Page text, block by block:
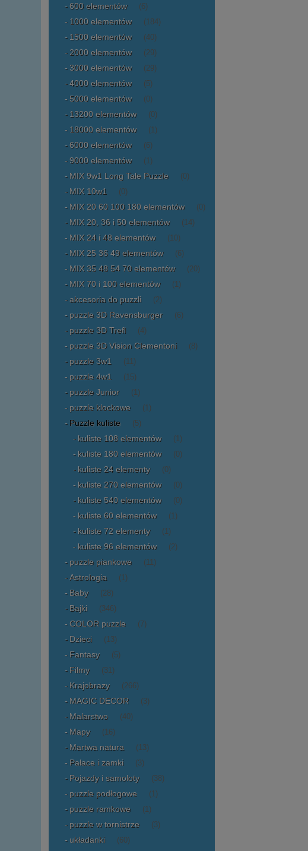
600 elementów (6)
1000 elementów (184)
1500 elementów (40)
2000 elementów (29)
3000 elementów (29)
4000 elementów (5)
5000 elementów (0)
13200 elementów (0)
18000 elementów (1)
6000 elementów (6)
9000 elementów (1)
MIX 9w1 Long Tale Puzzle (0)
MIX 10w1 (0)
MIX 20 60 100 180 elementów (0)
MIX 20, 36 i 50 elementów (14)
MIX 24 i 48 elementów (10)
MIX 25 36 49 elementów (6)
MIX 35 48 54 70 elementów (20)
MIX 70 i 100 elementów (1)
akcesoria do puzzli (2)
puzzle 3D Ravensburger (6)
puzzle 3D Trefl (4)
puzzle 3D Vision Clementoni (8)
puzzle 3w1 (11)
puzzle 4w1 (15)
puzzle Junior (1)
puzzle klockowe (1)
Puzzle kuliste (5)
kuliste 108 elementów (1)
kuliste 180 elementów (0)
kuliste 24 elementy (0)
kuliste 270 elementów (0)
kuliste 540 elementów (0)
kuliste 60 elementów (1)
kuliste 72 elementy (1)
kuliste 96 elementów (2)
puzzle piankowe (11)
Astrologia (1)
Baby (28)
Bajki (346)
COLOR puzzle (7)
Dzieci (13)
Fantasy (5)
Filmy (31)
Krajobrazy (266)
MAGIC DECOR (3)
Malarstwo (40)
Mapy (16)
Martwa natura (13)
Pałace i zamki (3)
Pojazdy i samoloty (38)
puzzle podłogowe (1)
puzzle ramkowe (1)
puzzle w tornistrze (3)
układanki (60)